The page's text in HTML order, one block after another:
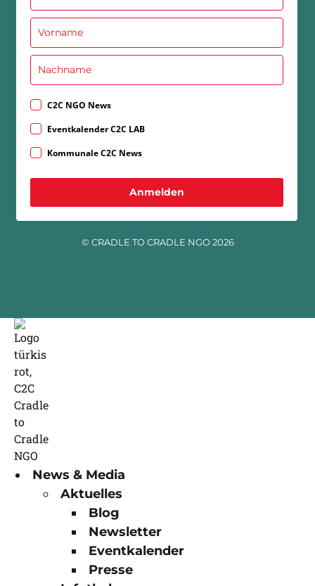
C2C NGO News
Eventkalender C2C LAB
Kommunale C2C News
Anmelden
© CRADLE TO CRADLE NGO 2026
News & Media
Aktuelles
Blog
Newsletter
Eventkalender
Presse